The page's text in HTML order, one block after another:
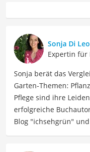
Sonja Di Leo
Expertin für
Sonja berät das
Garten-Themen:
Pflege sind ihre
erfolgreiche
Blog "ichsehgrün"